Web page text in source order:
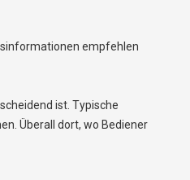
empfehlen
ist. Typische
Überall dort, wo Bediener